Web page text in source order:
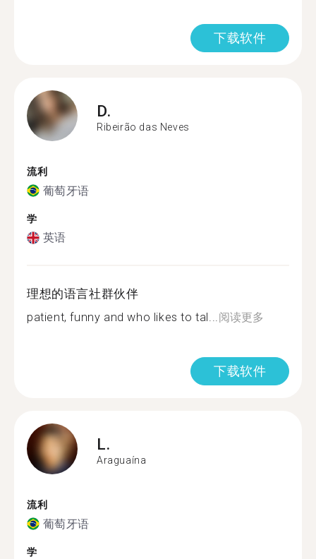
下载软件
D.
Ribeirão das Neves
流利
葡萄牙语
学
英语
理想的语言社群伙伴
patient, funny and who likes to tal...阅读更多
下载软件
L.
Araguaína
流利
葡萄牙语
学